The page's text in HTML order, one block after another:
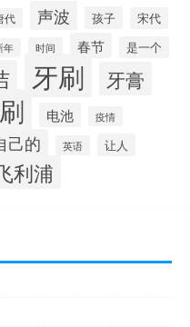
代 声波 孩子 宋代
年 时间 春节 是一个
牙刷 牙膏
电池 疫情
己的 英语 让人
利浦